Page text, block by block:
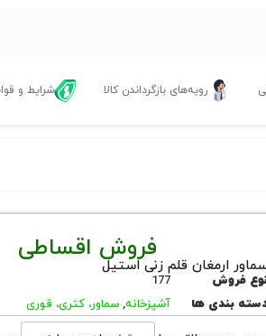
رویه‌های بازگرداندن کالا شرایط و
فروش اقساطی
ارمغان قلم زنی استیل
فروش
177
بندی ها
آشپزخانه,سماور، کتری، قوری